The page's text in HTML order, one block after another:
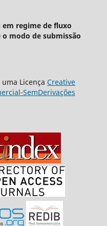
em regime de fluxo
modo de submissão
Licença Creative
SemDerivações